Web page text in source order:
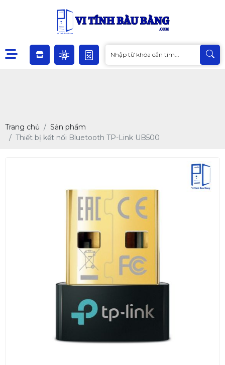
Trang chủ
Sản phẩm
Thiết bị kết nối Bluetooth TP-Link UB500